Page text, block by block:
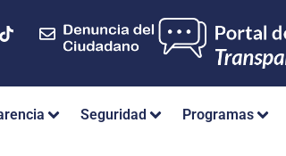
Seguridad Programas